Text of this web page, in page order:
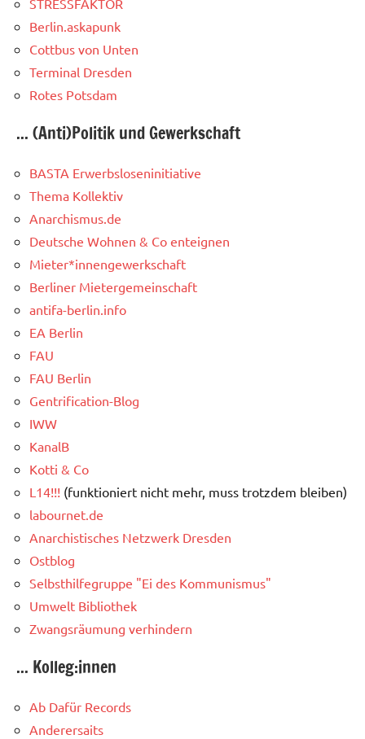
STRESSFAKTOR
Berlin.askapunk
Cottbus von Unten
Terminal Dresden
Rotes Potsdam
... (Anti)Politik und Gewerkschaft
BASTA Erwerbsloseninitiative
Thema Kollektiv
Anarchismus.de
Deutsche Wohnen & Co enteignen
Mieter*innengewerkschaft
Berliner Mietergemeinschaft
antifa-berlin.info
EA Berlin
FAU
FAU Berlin
Gentrification-Blog
IWW
KanalB
Kotti & Co
L14!!! (funktioniert nicht mehr, muss trotzdem bleiben)
labournet.de
Anarchistisches Netzwerk Dresden
Ostblog
Selbsthilfegruppe "Ei des Kommunismus"
Umwelt Bibliothek
Zwangsräumung verhindern
... Kolleg:innen
Ab Dafür Records
Anderersaits